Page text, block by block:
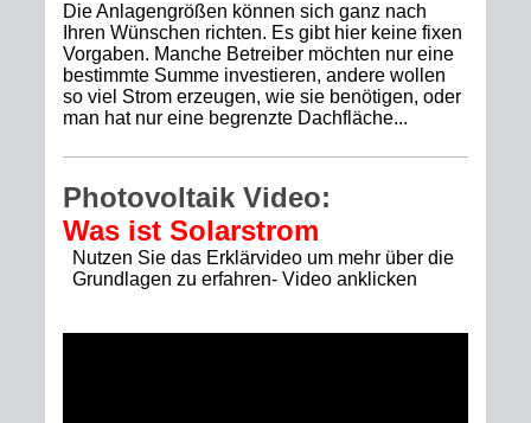
Die Anlagengrößen können sich ganz nach
Ihren Wünschen richten. Es gibt hier keine fixen
Vorgaben. Manche Betreiber möchten nur eine
bestimmte Summe investieren, andere wollen
so viel Strom erzeugen, wie sie benötigen, oder
man hat nur eine begrenzte Dachfläche...
Photovoltaik Video:
Was ist Solarstrom
Nutzen Sie das Erklärvideo um mehr über die
Grundlagen zu erfahren- Video anklicken